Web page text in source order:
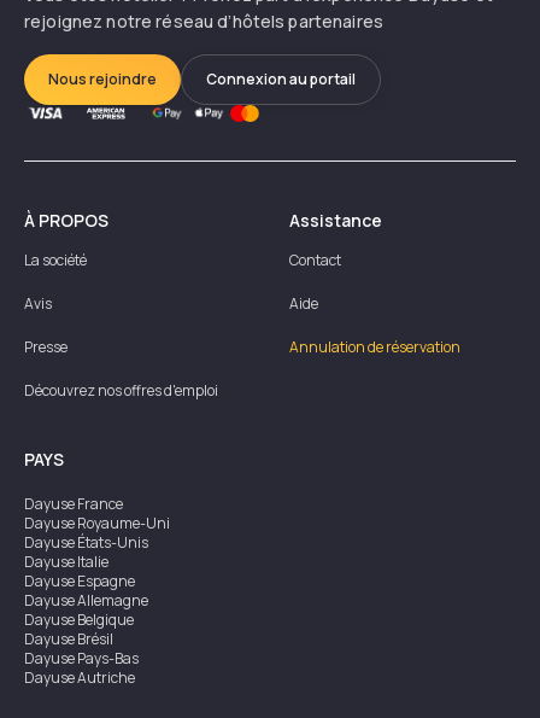
rejoignez notre réseau d’hôtels partenaires
Nous rejoindre Connexion au portail
À PROPOS
La société
Avis
Presse
Découvrez nos offres d'emploi
Assistance
Contact
Aide
Annulation de réservation
PAYS
DayuseFrance
DayuseRoyaume-Uni
DayuseÉtats-Unis
DayuseItalie
DayuseEspagne
DayuseAllemagne
DayuseBelgique
DayuseBrésil
DayusePays-Bas
DayuseAutriche